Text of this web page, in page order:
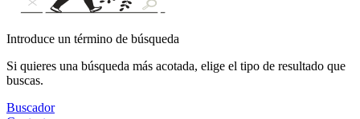
Introduce un término de búsqueda
Si quieres una búsqueda más acotada, elige el tipo de resultado que
buscas.
Buscador